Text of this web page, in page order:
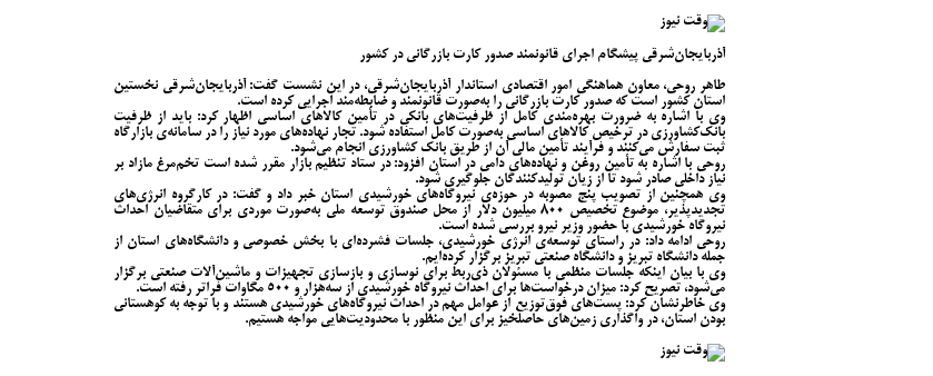
آذربایجان‌شرقی پیشگام اجرای قانونمند صدور کارت بازرگانی در کشور
طاهر روحی، معاون هماهنگی امور اقتصادی استاندار آذربایجان‌شرقی، در این نشست گفت: آذربایجان‌شرقی نخستین
استان کشور است که صدور کارت بازرگانی را به‌صورت قانونمند و ضابطه‌مند اجرایی کرده است.
وی با اشاره به ضرورت بهره‌مندی کامل از ظرفیت‌های بانکی در تأمین کالاهای اساسی اظهار کرد: باید از ظرفیت
بانک‌کشاورزی در ترخیص کالاهای اساسی به‌صورت کامل استفاده شود. تجار نهاده‌های مورد نیاز را در سامانه‌ی بازارگاه
ثبت سفارش می‌کنند و فرآیند تأمین مالی آن از طریق بانک کشاورزی انجام می‌شود.
روحی با اشاره به تأمین روغن و نهاده‌های دامی در استان افزود: در ستاد تنظیم بازار مقرر شده است تخم‌مرغ مازاد بر
نیاز داخلی صادر شود تا از زیان تولیدکنندگان جلوگیری شود.
وی همچنین از تصویب پنج مصوبه در حوزه‌ی نیروگاه‌های خورشیدی استان خبر داد و گفت: در کارگروه انرژی‌های
تجدیدپذیر، موضوع تخصیص ۸۰۰ میلیون دلار از محل صندوق توسعه ملی به‌صورت موردی برای متقاضیان احداث
نیروگاه خورشیدی با حضور وزیر نیرو بررسی شده است.
روحی ادامه داد: در راستای توسعه‌ی انرژی خورشیدی، جلسات فشرده‌ای با بخش خصوصی و دانشگاه‌های استان از
جمله دانشگاه تبریز و دانشگاه صنعتی تبریز برگزار کرده‌ایم.
وی با بیان اینکه جلسات منظمی با مسئولان ذی‌ربط برای نوسازی و بازسازی تجهیزات و ماشین‌آلات صنعتی برگزار
می‌شود، تصریح کرد: میزان درخواست‌ها برای احداث نیروگاه خورشیدی از سه‌هزار و ۵۰۰ مگاوات فراتر رفته است.
وی خاطرنشان کرد: پست‌های فوق‌توزیع از عوامل مهم در احداث نیروگاه‌های خورشیدی هستند و با توجه به کوهستانی
بودن استان، در واگذاری زمین‌های حاصلخیز برای این منظور با محدودیت‌هایی مواجه هستیم.